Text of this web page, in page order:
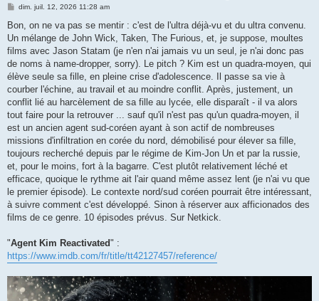
M
s
a
g
dim. juil. 12, 2026 11:28 am
Bon, on ne va pas se mentir : c'est de l'ultra déjà-vu et du ultra convenu.
Un mélange de John Wick, Taken, The Furious, et, je suppose, moultes
films avec Jason Statam (je n'en n'ai jamais vu un seul, je n'ai donc pas
de noms à name-dropper, sorry). Le pitch ? Kim est un quadra-moyen, qui
élève seule sa fille, en pleine crise d'adolescence. Il passe sa vie à
courber l'échine, au travail et au moindre conflit. Après, justement, un
conflit lié au harcèlement de sa fille au lycée, elle disparaît - il va alors
tout faire pour la retrouver ... sauf qu'il n'est pas qu'un quadra-moyen, il
est un ancien agent sud-coréen ayant à son actif de nombreuses
missions d'infiltration en corée du nord, démobilisé pour élever sa fille,
toujours recherché depuis par le régime de Kim-Jon Un et par la russie,
et, pour le moins, fort à la bagarre. C'est plutôt relativement léché et
efficace, quoique le rythme ait l'air quand même assez lent (je n'ai vu que
le premier épisode). Le contexte nord/sud coréen pourrait être intéressant,
à suivre comment c'est développé. Sinon à réserver aux afficionados des
films de ce genre. 10 épisodes prévus. Sur Netkick.
"Agent Kim Reactivated" :
https://www.imdb.com/fr/title/tt42127457/reference/